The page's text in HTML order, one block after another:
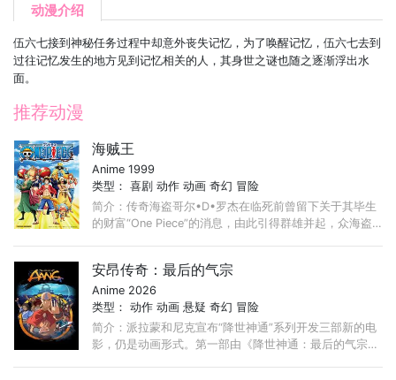
动漫介绍
伍六七接到神秘任务过程中却意外丧失记忆，为了唤醒记忆，伍六七去到
过往记忆发生的地方见到记忆相关的人，其身世之谜也随之逐渐浮出水
面。
推荐动漫
海贼王
Anime 1999
类型：喜剧 动作 动画 奇幻 冒险
简介：传奇海盗哥尔•D•罗杰在临死前曾留下关于其毕生
的财富“One Piece”的消息，由此引得群雄并起，众海盗
安昂传奇：最后的气宗
Anime 2026
类型：动作 动画 悬疑 奇幻 冒险
简介：派拉蒙和尼克宣布“降世神通”系列开发三部新的电
影，仍是动画形式。第一部由《降世神通：最后的气宗》